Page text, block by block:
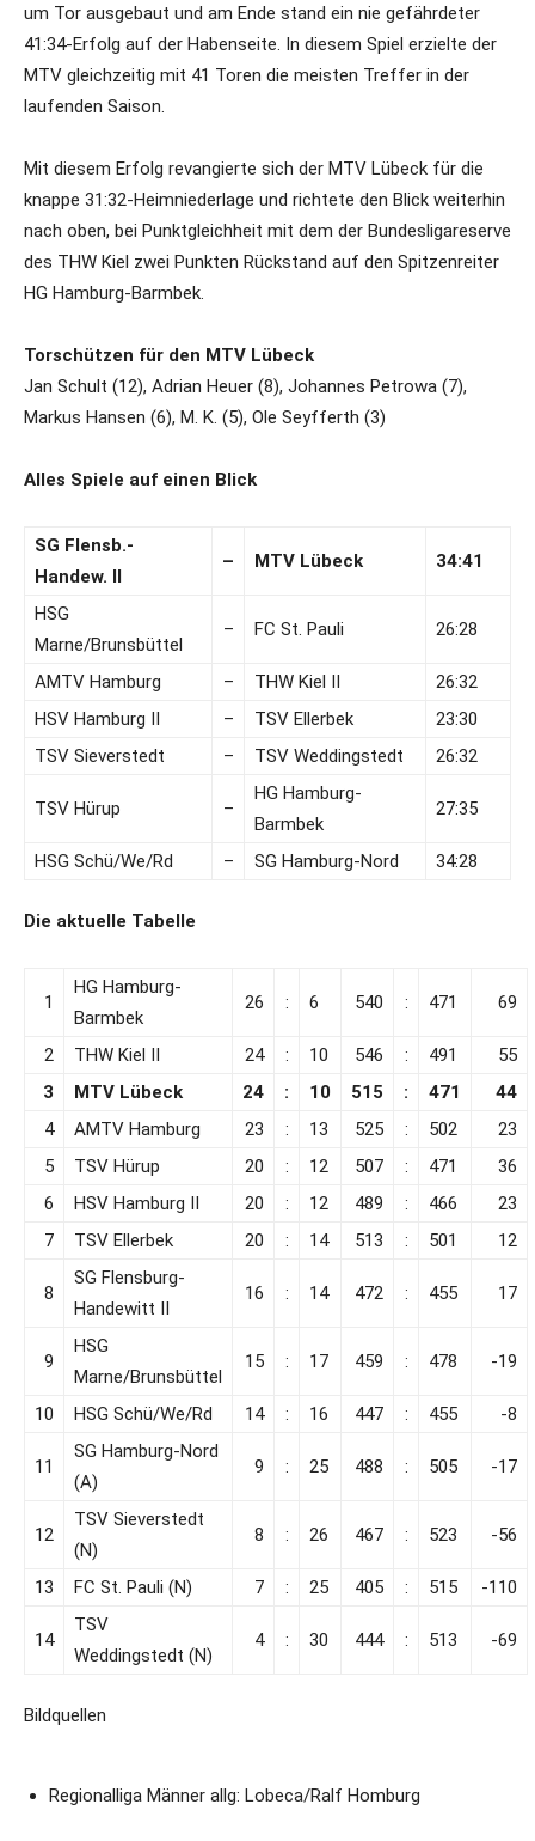
um Tor ausgebaut und am Ende stand ein nie gefährdeter
41:34-Erfolg auf der Habenseite. In diesem Spiel erzielte der
MTV gleichzeitig mit 41 Toren die meisten Treffer in der
laufenden Saison.
Mit diesem Erfolg revangierte sich der MTV Lübeck für die
knappe 31:32-Heimniederlage und richtete den Blick weiterhin
nach oben, bei Punktgleichheit mit dem der Bundesligareserve
des THW Kiel zwei Punkten Rückstand auf den Spitzenreiter
HG Hamburg-Barmbek.
Torschützen für den MTV Lübeck
Jan Schult (12), Adrian Heuer (8), Johannes Petrowa (7),
Markus Hansen (6), M. K. (5), Ole Seyfferth (3)
Alles Spiele auf einen Blick
SG Flensb.-
Handew. II
– MTV Lübeck 34:41
HSG
Marne/Brunsbüttel
– FC St. Pauli 26:28
AMTV Hamburg – THW Kiel II
26:32
HSV Hamburg II
– TSV Ellerbek
23:30
TSV Sieverstedt
– TSV Weddingstedt 26:32
TSV Hürup –
HG Hamburg-
Barmbek
27:35
HSG Schü/We/Rd – SG Hamburg-Nord 34:28
Die aktuelle Tabelle
1
HG Hamburg-
Barmbek
26 : 6 540 : 471 69
2 THW Kiel II 24 : 10 546 : 491
55
3
MTV Lübeck 24 : 10 515 : 471
44
4
AMTV Hamburg 23 : 13 525 : 502
23
5
TSV Hürup 20 : 12 507 : 471
36
6
HSV Hamburg II 20 : 12 489 : 466
23
7
TSV Ellerbek 20 : 14 513 : 501 12
8
SG Flensburg-
Handewitt II
16 : 14 472 : 455 17
9
HSG
Marne/Brunsbüttel
15 : 17 459 : 478 -19
10 HSG Schü/We/Rd 14 : 16 447 : 455 -8
11
SG Hamburg-Nord
(A)
9 : 25 488 : 505 -17
12
TSV Sieverstedt
(N)
8 : 26 467 : 523 -56
13 FC St. Pauli (N) 7 : 25 405 : 515 -110
14
TSV
Weddingstedt (N)
4 : 30 444 : 513 -69
Bildquellen
Regionalliga Männer allg: Lobeca/Ralf Homburg